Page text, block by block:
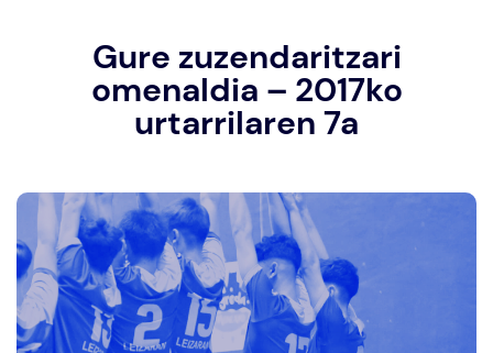
Gure zuzendaritzari
omenaldia – 2017ko
urtarrilaren 7a